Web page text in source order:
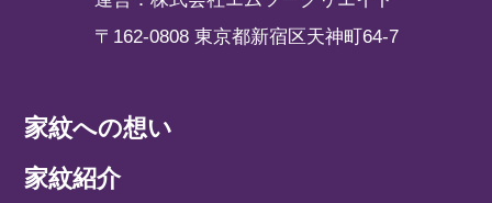
〒162-0808 東京都新宿区天神町64-7
家紋への想い
家紋紹介